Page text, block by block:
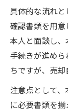
具体的な流れ
確認書類を用
本人と面談し
手続きが進め
ちですが、売却
注意点として
に必要書類を